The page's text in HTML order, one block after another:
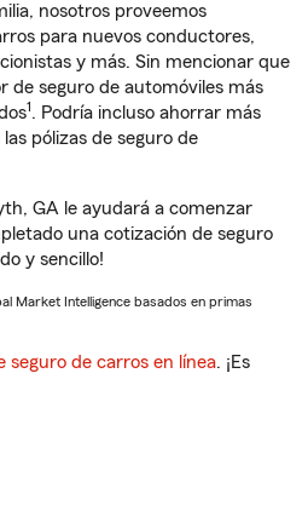
nosotros proveemos
para nuevos conductores,
y más. Sin mencionar que
de seguro de automóviles más
1. Podría incluso ahorrar más
pólizas de seguro de
GA le ayudará a comenzar
una cotización de seguro
y sencillo!
Market Intelligence basados en primas
seguro de carros en línea. ¡Es